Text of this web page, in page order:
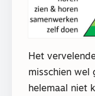
Het
misschien wel
helemaal niet